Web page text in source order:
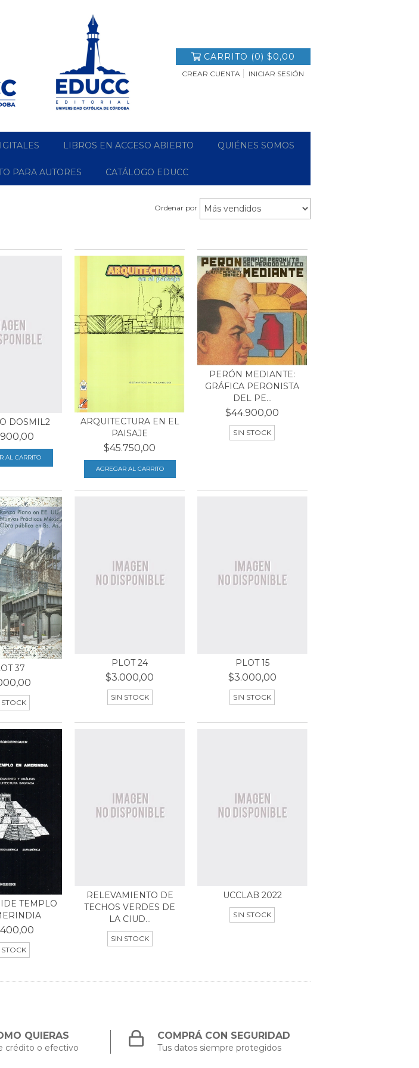
CARRITO (0) $0,00
CREAR CUENTA INICIAR SESIÓN
LIBROS EN ACCESO ABIERTO QUIÉNES SOMOS
PARA AUTORES CATÁLOGO EDUCC
Ordenar por
DOSMIL2
ARQUITECTURA EN EL
PAISAJE
$45.750,00
PERÓN MEDIANTE:
GRÁFICA PERONISTA
DEL PE...
$44.900,00
SIN STOCK
37
STOCK
PLOT 24
$3.000,00
SIN STOCK
PLOT 15
$3.000,00
SIN STOCK
TEMPLO
STOCK
RELEVAMIENTO DE
TECHOS VERDES DE
LA CIUD...
SIN STOCK
UCCLAB 2022
SIN STOCK
QUIERAS
crédito o efectivo
COMPRÁ CON SEGURIDAD
Tus datos siempre protegidos